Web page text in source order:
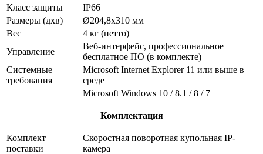
Класс защиты
IP66
Размеры (дхв)
Ø204,8х310 мм
Вес
4 кг (нетто)
Управление
Веб-интерфейс, профессиональное
бесплатное ПО (в комплекте)
Системные
требования
Microsoft Internet Explorer 11 или выше в
среде
Microsoft Windows 10 / 8.1 / 8 / 7
Комплектация
Комплект
поставки
Скоростная поворотная купольная IP-
камера